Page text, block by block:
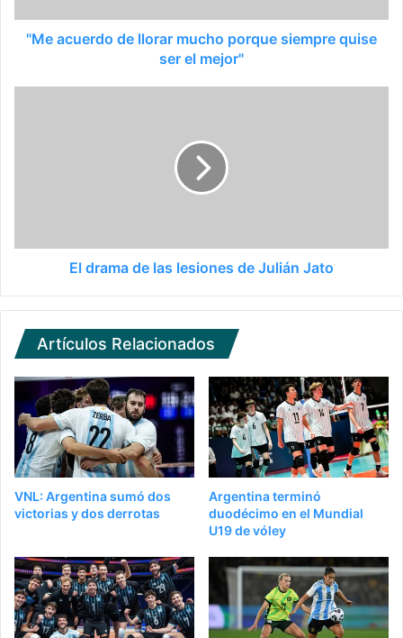
"Me acuerdo de llorar mucho porque siempre quise
ser el mejor"
El drama de las lesiones de Julián Jato
Artículos Relacionados
VNL: Argentina sumó dos
victorias y dos derrotas
Argentina terminó
duodécimo en el Mundial
U19 de vóley